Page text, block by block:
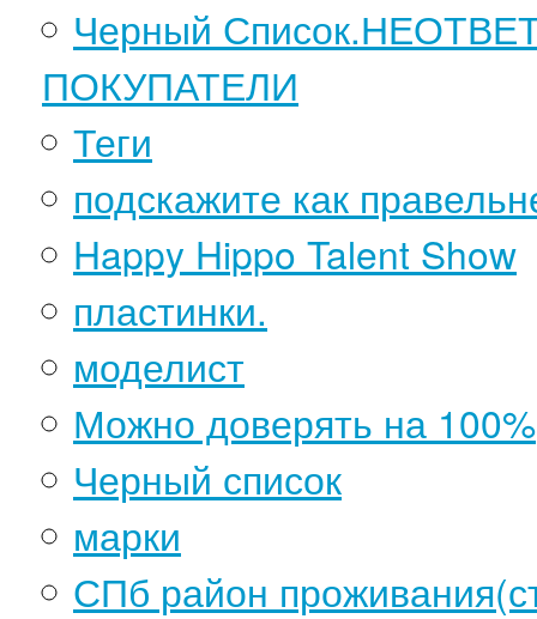
Черный
ПОКУПАТЕЛИ
Теги
подскажите как
Happy Hippo Talent Show
пластинки.
моделист
Можно доверять на 100%
Черный список
марки
СПб район